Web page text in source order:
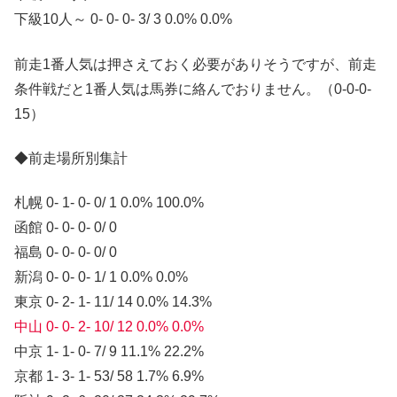
下級10人～ 0- 0- 0- 3/ 3 0.0% 0.0%
前走1番人気は押さえておく必要がありそうですが、前走
条件戦だと1番人気は馬券に絡んでおりません。（0-0-0-
15）
◆前走場所別集計
札幌 0- 1- 0- 0/ 1 0.0% 100.0%
函館 0- 0- 0- 0/ 0
福島 0- 0- 0- 0/ 0
新潟 0- 0- 0- 1/ 1 0.0% 0.0%
東京 0- 2- 1- 11/ 14 0.0% 14.3%
中山 0- 0- 2- 10/ 12 0.0% 0.0%
中京 1- 1- 0- 7/ 9 11.1% 22.2%
京都 1- 3- 1- 53/ 58 1.7% 6.9%